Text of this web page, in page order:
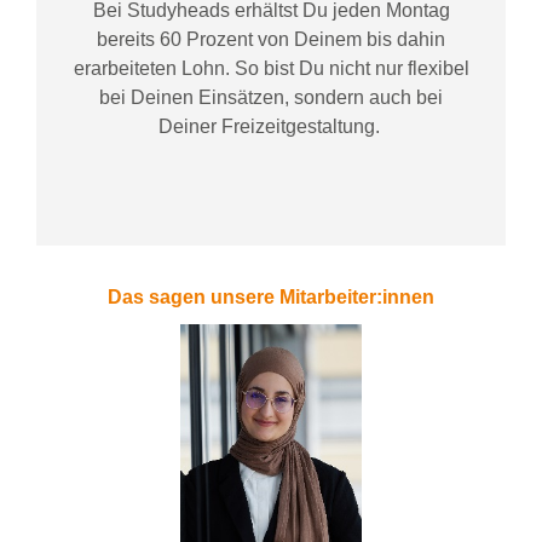
Bei Studyheadserhältst Du jeden Montag
bereits 60 Prozent von Deinem bis dahin
erarbeiteten Lohn. So bist Du nicht nur flexibel
bei Deinen Einsätzen, sondern auch bei
DeinerFreizeitgestaltung.
Das sagen unsere Mitarbeiter:innen